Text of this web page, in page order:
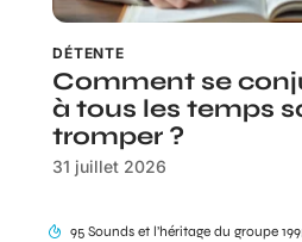
DÉTENTE
Comment se
à tous les temps
tromper ?
31 juillet 2026